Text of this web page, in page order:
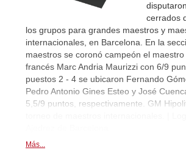
cerrados
los grupos para grandes maestros y
internacionales, en Barcelona. En la
maestros se coronó campeón el
francés Marc Andria Maurizzi con 6/9
puestos 2 - 4 se ubicaron Fernando
Pedro Antonio Gines Esteo y José
5,5/9 puntos, respectivamente. GM
Más...